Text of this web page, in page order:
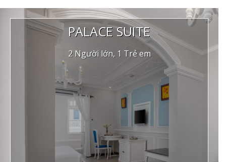
PALACE SUITE
2 Người lớn, 1 Trẻ em